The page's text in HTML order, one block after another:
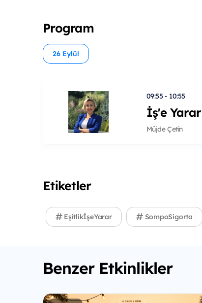
Program
26 Eylül
09:55 - 10:55
İş'e Yarar
Müjde Çetin
Etiketler
EşitlikİşeYarar SompoSigorta
Benzer Etkinlikler